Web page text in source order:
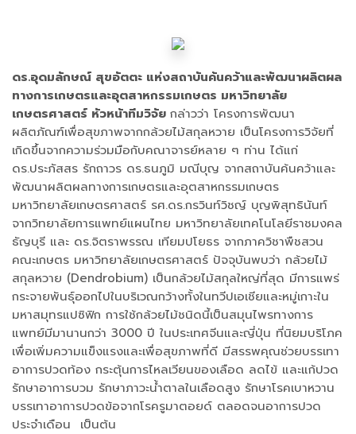
ดร.อุดมลักษณ์ สุขอัตตะ แห่งสถาบันค้นคว้าและพัฒนาผลิตผล
ทางการเกษตรและอุตสาหกรรมเกษตร มหาวิทยาลัย
เกษตรศาสตร์ หัวหน้าทีมวิจัย กล่าวว่า โครงการพัฒนา
ผลิตภัณฑ์เพื่อสุขภาพจากกล้วยไม้สกุลหวาย เป็นโครงการวิจัยที่
เกิดขึ้นจากความร่วมมือกับคณาจารย์หลาย ๆ ท่าน ได้แก่
ดร.ประภัสสร รักถาวร ดร.ธนภูมิ มณีบุญ จากสถาบันค้นคว้าและ
พัฒนาผลิตผลทางการเกษตรและอุตสาหกรรมเกษตร
มหาวิทยาลัยเกษตรศาสตร์ รศ.ดร.กรวินท์วิชญ์ บุญพิสุทธินันท์
จากวิทยาลัยการแพทย์แผนไทย มหาวิทยาลัยเทคโนโลยีราชมงคล
ธัญบุรี และ ดร.จิตราพรรณ เทียมปโยธร จากภาควิชาพืชสวน
คณะเกษตร มหาวิทยาลัยเกษตรศาสตร์ ปัจจุบันพบว่า กล้วยไม้
สกุลหวาย (Dendrobium) เป็นกล้วยไม้สกุลใหญ่ที่สุด มีการแพร่
กระจายพันธุ์ออกไปในบริเวณกว้างทั้งในทวีปเอเชียและหมู่เกาะใน
มหาสมุทรแปซิฟิก การใช้กล้วยไม้ชนิดนี้เป็นสมุนไพรทางการ
แพทย์มีมานานกว่า 3000 ปี ในประเทศจีนและญี่ปุ่น ที่นิยมบริโภค
เพื่อเพิ่มความแข็งแรงและเพื่อสุขภาพที่ดี มีสรรพคุณช่วยบรรเทา
อาการปวดท้อง กระตุ้นการไหลเวียนของเลือด ลดไข้ และแก้ปวด
รักษาอาการบวม รักษาภาวะน้ำตาลในเลือดสูง รักษาโรคเบาหวาน
บรรเทาอาการปวดข้อจากโรครูมาตอยด์ ตลอดจนอาการปวด
ประจำเดือน เป็นต้น